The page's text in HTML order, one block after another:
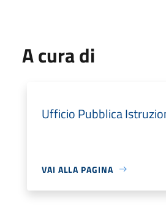
A cura di
Ufficio Pubblica
VAI ALLA PAGINA